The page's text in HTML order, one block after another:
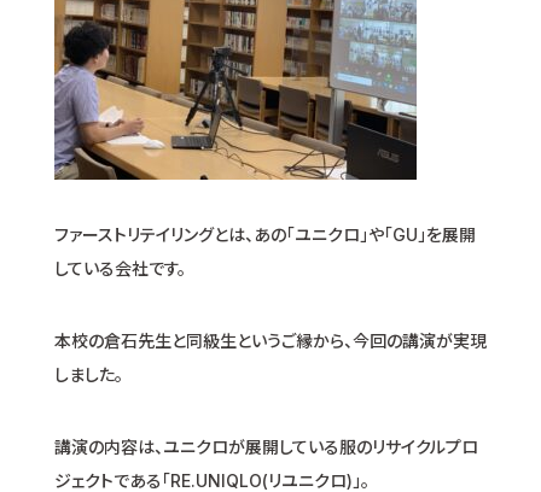
ファーストリテイリングとは、あの「ユニクロ」や「GU」を展開
している会社です。
本校の倉石先生と同級生というご縁から、今回の講演が実現
しました。
講演の内容は、ユニクロが展開している服のリサイクルプロ
ジェクトである「RE.UNIQLO(リユニクロ)」。